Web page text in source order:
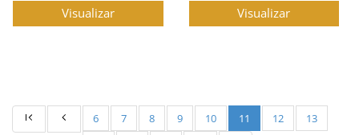
Visualizar Visualizar
6 7 8 9 10 11 12
13